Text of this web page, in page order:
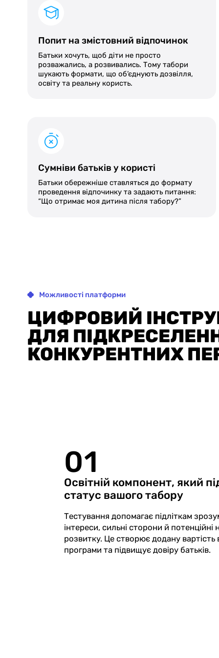
Попит на змістовний відпочинок
Батьки хочуть, щоб діти не просто
розважались, а розвивались. Тому табори
шукають формати, що об’єднують дозвілля,
освіту та реальну користь.
Сумніви батьків у користі
Батьки обережніше ставляться до формату
проведення відпочинку та задають питання:
“Що отримає моя дитина після табору?”
Можливості платформи
ЦИФРОВИЙ
ДЛЯ
КОНКУРЕНТНИХ
01
Освітній компонент, який
статус вашого табору
Тестування допомагає підліткам
інтереси, сильні сторони й потенційні
розвитку. Це створює додану вартість
програми та підвищує довіру батьків.